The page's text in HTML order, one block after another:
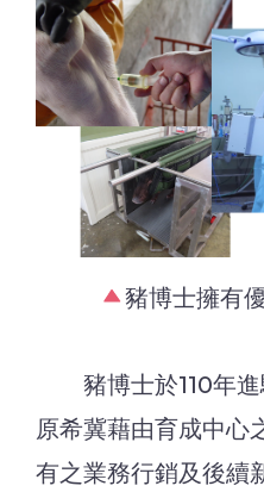
豬博士擁有
豬博士於110年進
原希冀藉由育成中心
有之業務行銷及後續